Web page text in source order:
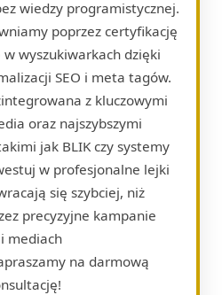
wiedzy programistycznej.
poprzez certyfikację
w wyszukiwarkach dzięki
SEO i meta tagów.
z kluczowymi
oraz najszybszymi
jak BLIK czy systemy
w profesjonalne lejki
się szybciej, niż
precyzyjne kampanie
mediach
na darmową